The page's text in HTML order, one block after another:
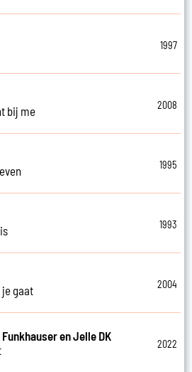
1997
bij me
2008
1995
1993
gaat
2004
en Jelle DK
2022